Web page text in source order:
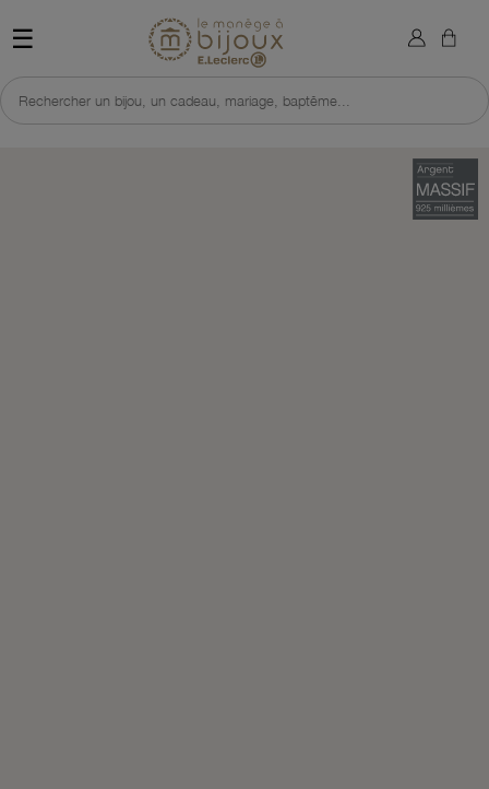
☰ Retour à l'accueil du site
Rechercher un bijou, un cadeau, mariage, baptême...
×